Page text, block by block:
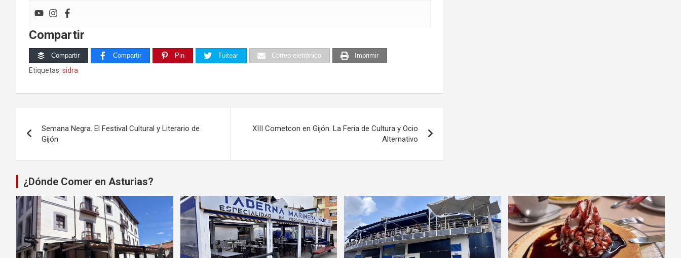
Compartir
Compartir Compartir Pin Tuitear Correo eletrónico Imprimir
Etiquetas: sidra
de
entradas
Semana Negra. El Festival Cultural y Literario de
Gijón
XIII Cometcon en Gijón. La Feria de Cultura y Ocio
Alternativo
¿Dónde Comer en Asturias?